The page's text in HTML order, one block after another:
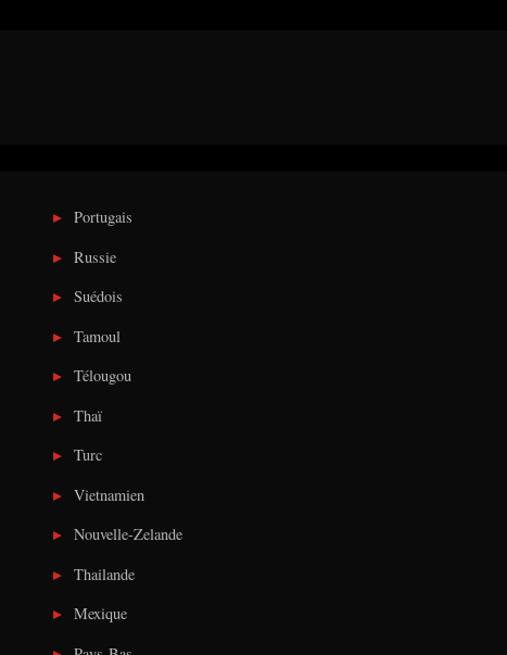
Portugais
Russie
Suédois
Tamoul
Télougou
Thaï
Turc
Vietnamien
Nouvelle-Zelande
Thailande
Mexique